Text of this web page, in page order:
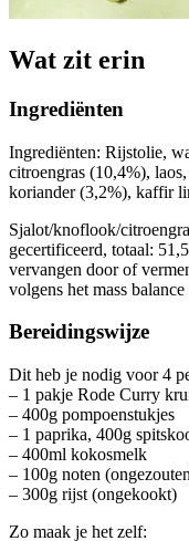
Wat zit erin
Ingrediënten
Ingrediënten: Rijstolie,
citroengras (10,4%),
koriander (3,2%), kaffir
Sjalot/knoflook/
gecertificeerd, totaal:
vervangen door of
volgens het mass
Bereidingswijze
Dit heb je nodig voor 4
– 1 pakje Rode Curry
– 400g pompoenstukjes
– 1 paprika, 400g
– 400ml kokosmelk
– 100g noten
– 300g rijst (ongekookt)
Zo maak je het zelf: